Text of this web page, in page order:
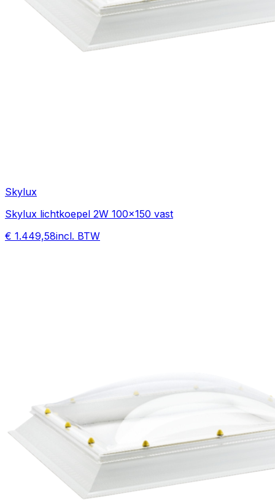
Skylux
Skylux lichtkoepel 2W 100x150 vast
€ 1.449,58incl. BTW